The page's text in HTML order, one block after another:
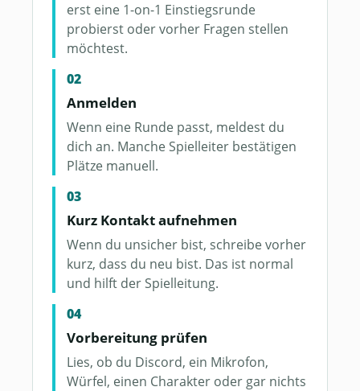
erst eine 1-on-1 Einstiegsrunde
probierst oder vorher Fragen stellen
möchtest.
Anmelden
Wenn eine Runde passt, meldest du
dich an. Manche Spielleiter bestätigen
Plätze manuell.
Kurz Kontakt aufnehmen
Wenn du unsicher bist, schreibe vorher
kurz, dass du neu bist. Das ist normal
und hilft der Spielleitung.
Vorbereitung prüfen
Lies, ob du Discord, ein Mikrofon,
Würfel, einen Charakter oder gar nichts